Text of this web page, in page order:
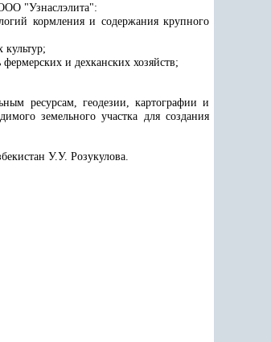
"Узнаслэлита":
кормления и содержания крупного
и дехканских хозяйств;
ресурсам, геодезии, картографии и
земельного участка для создания
У.У. Розукулова.